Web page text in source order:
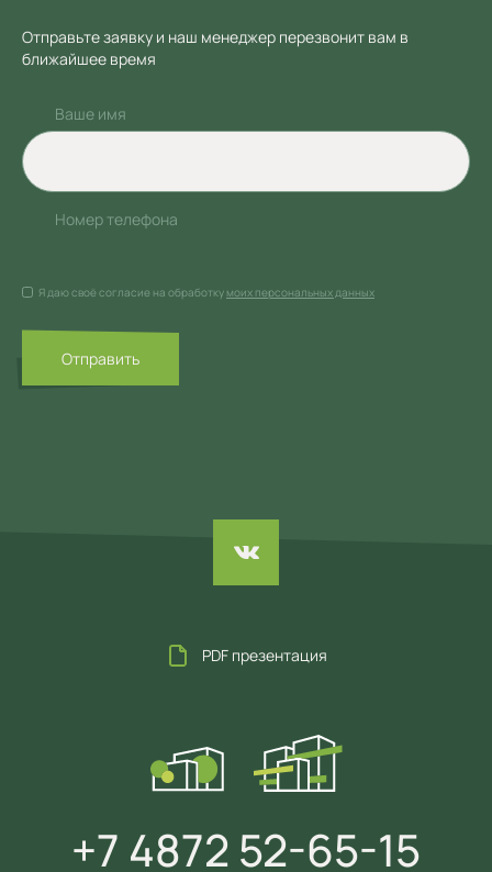
Ваше имя
Номер телефона
Отправить
Я даю своё согласие на обработку моих персональных данных
Отправьте заявку и наш менеджер перезвонит вам в
ближайшее время
PDF презентация
+7 4872 52-65-15